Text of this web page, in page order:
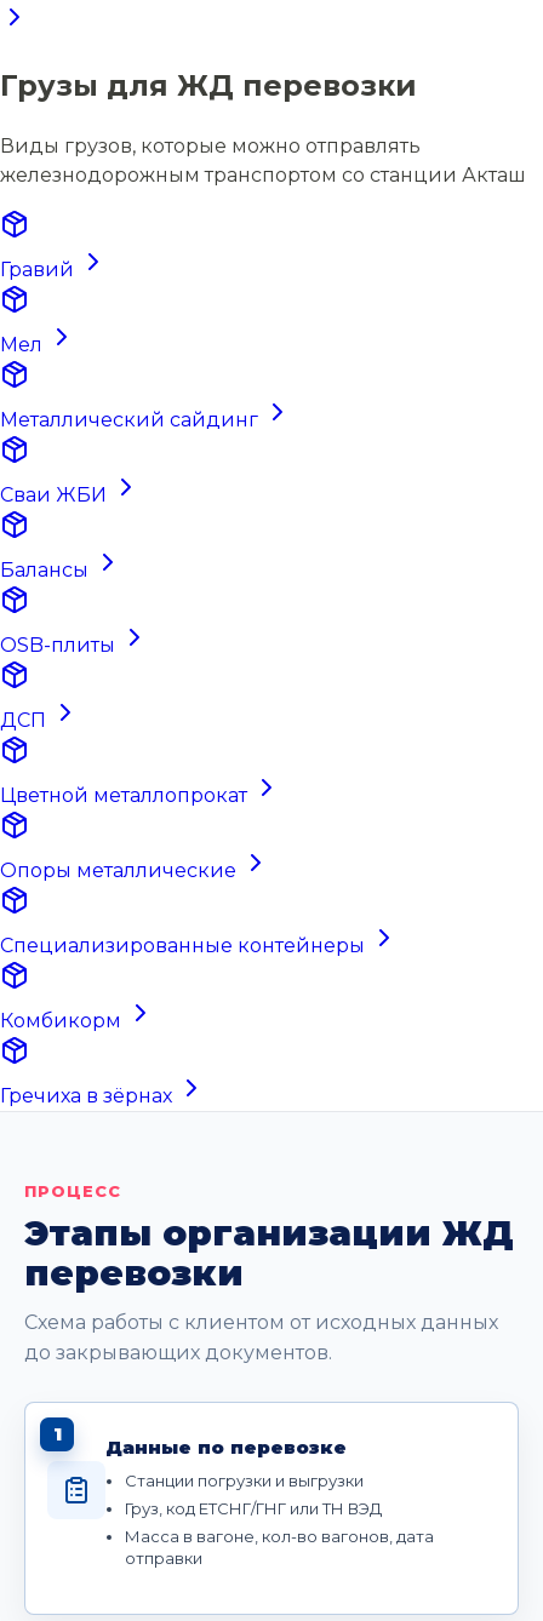
Грузы для ЖД перевозки
Виды грузов, которые можно отправлять
железнодорожным транспортом со станции Акташ
Гравий
Мел
Металлический сайдинг
Сваи ЖБИ
Балансы
OSB-плиты
ДСП
Цветной металлопрокат
Опоры металлические
Специализированные контейнеры
Комбикорм
Гречиха в зёрнах
ПРОЦЕСС
Этапы организации ЖД
перевозки
Схема работы с клиентом от исходных данных
до закрывающих документов.
1
Данные по перевозке
Станции погрузки и выгрузки
Груз, код ЕТСНГ/ГНГ или ТН ВЭД
Масса в вагоне, кол-во вагонов, дата
отправки